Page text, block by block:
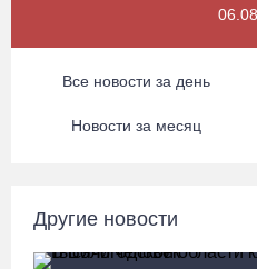
слетевшем в кювет авто
06.08.26 / 15:39
Все новости за день
Новости за месяц
Другие новости